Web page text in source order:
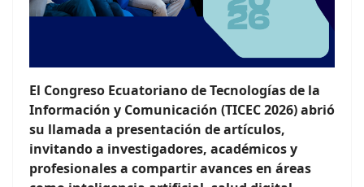
El Congreso Ecuatoriano de Tecnologías de la
Información y Comunicación (TICEC 2026) abrió
su llamada a presentación de artículos,
invitando a investigadores, académicos y
profesionales a compartir avances en áreas